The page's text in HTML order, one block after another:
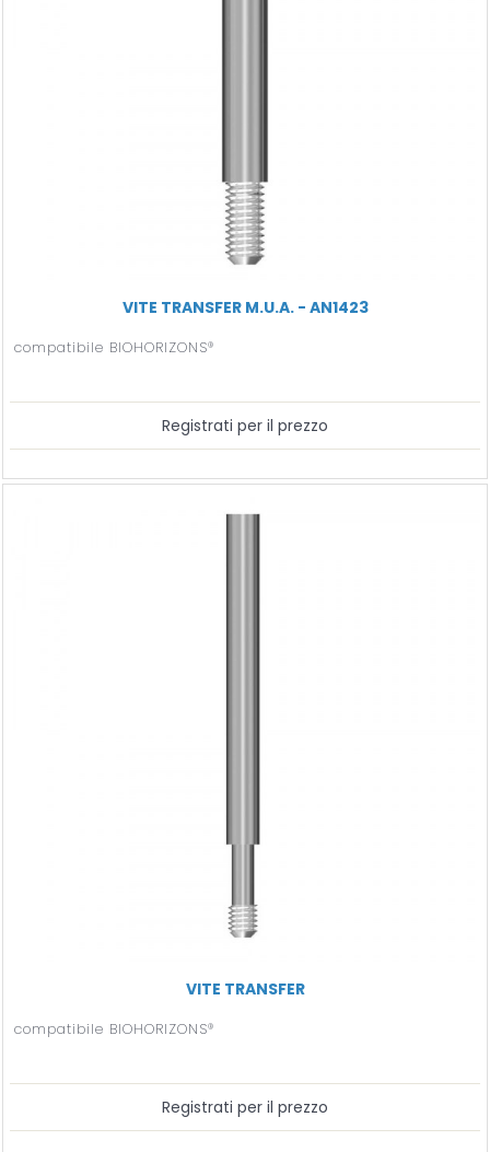
VITE TRANSFER M.U.A. - AN1423
compatibile BIOHORIZONS®
Registrati per il prezzo
VITE TRANSFER
compatibile BIOHORIZONS®
Registrati per il prezzo